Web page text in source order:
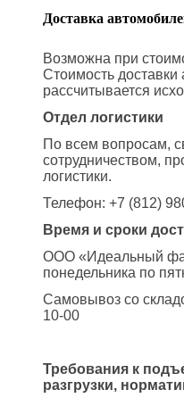
Доставка
Возможна при
Стоимость
рассчитывается
Отдел логистики
По всем вопросам,
сотрудничеством,
логистики.
Телефон: +7 (812)
Время и сроки
ООО «Идеальный
понедельника по
Самовывоз со
10-00
Требования к
разгрузки,